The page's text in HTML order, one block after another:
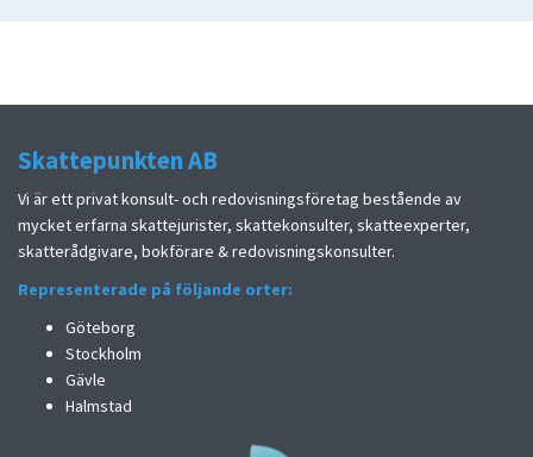
Skattepunkten AB
Vi är ett privat konsult- och redovisningsföretag bestående av
mycket erfarna skattejurister, skattekonsulter, skatteexperter,
skatterådgivare, bokförare & redovisningskonsulter.
Representerade på följande orter:
Göteborg
Stockholm
Gävle
Halmstad